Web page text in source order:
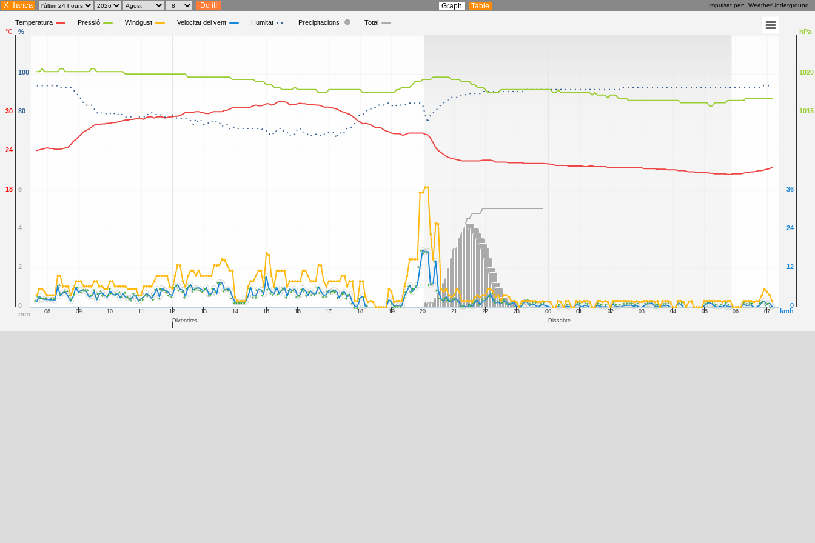
X Tanca Graph Table Impulsat per: WeatherUnderground
°C
mm kmh
hPa
%
Total
Precipitacions
Humitat
Velocitat del vent
Windgust
Pressió
Temperatura
08 09 10 11 12 13 14 15 16 17 18 19 20 21 22 23 00 01 02 03 04 05 06
07
Divendres
Dissabte
18
24
30
0
2
4
6
0
12
24
36
1015
1020
80
100